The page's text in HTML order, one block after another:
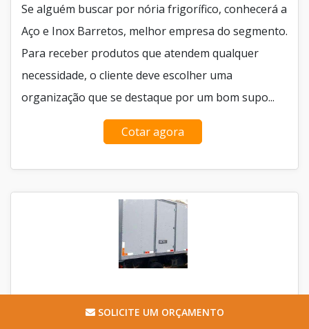
Se alguém buscar por nória frigorífico, conhecerá a
Aço e Inox Barretos, melhor empresa do segmento.
Para receber produtos que atendem qualquer
necessidade, o cliente deve escolher uma
organização que se destaque por um bom supo...
Cotar agora
BAÚ FRIGORIFICO PARA HR
SOLICITE UM ORÇAMENTO